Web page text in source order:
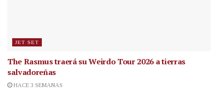
JET SET
The Rasmus traerá su Weirdo Tour 2026 a tierras
salvadoreñas
HACE 3 SEMANAS